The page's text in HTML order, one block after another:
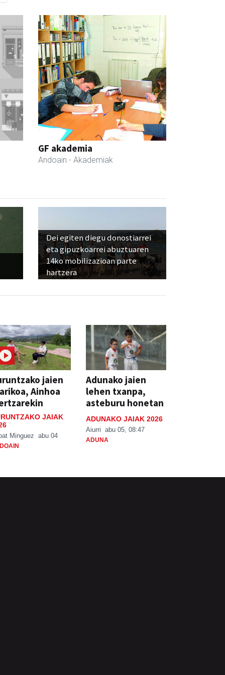
GF akademia
Andoain - Akademiak
Dei egiten diegu donostiarrei
eta gipuzkoarrei abuztuaren
14ko mobilizazioan parte
hartzera
jaien
Ainhoa
JAIAK
Minguez abu 04
Adunako jaien
lehen txanpa,
asteburu honetan
ADUNAKO JAIAK 2026
Aiurri abu 05, 08:47
ADUNA